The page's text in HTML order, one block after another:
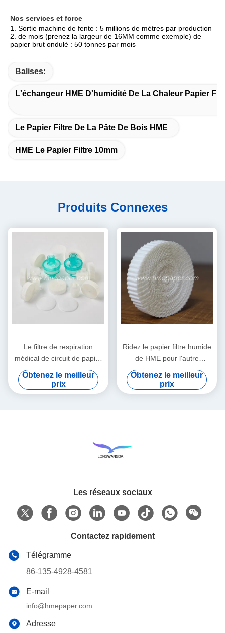
Nos services et force
1. Sortie machine de fente : 5 millions de mètres par production
2. de mois (prenez la largeur de 16MM comme exemple) de
papier brut ondulé : 50 tonnes par mois
Balises:
L'échangeur HME D'humidité De La Chaleur Papier
Le Papier Filtre De La Pâte De Bois HME
HME Le Papier Filtre 10mm
Produits Connexes
Le filtre de respiration
médical de circuit de papier
filtre de HMEF HME a ridé le
papier filtre
Obtenez le meilleur
prix
Ridez le papier filtre humide
de HME pour l'autre
Comsumables médical
Obtenez le meilleur
prix
Les réseaux sociaux
Contactez rapidement
Télégramme
86-135-4928-4581
E-mail
info@hmepaper.com
Adresse